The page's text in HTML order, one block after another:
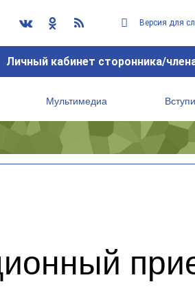
Версия для
Личный кабинет сторонника/
Мультимедиа